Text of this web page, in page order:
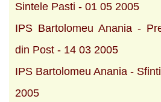
Sintele Pasti - 01 05 2005
IPS Bartolomeu Anania -
din Post - 14 03 2005
IPS Bartolomeu Anania -
2005